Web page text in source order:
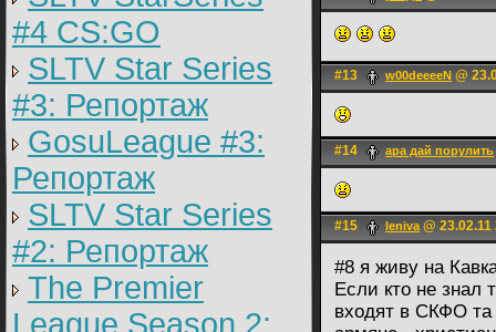
#4 CS:GO
SLTV Star Series
#3: Репортаж
GosuLeague #3:
Репортаж
SLTV Star Series
#2: Репортаж
The Premier
League Season 2:
#13 w00deeeeN @
#14 ара дай порулить
#15 leniva@ 23.02.11
#8 я живу на
Если кто не знал
входят в СКФО та